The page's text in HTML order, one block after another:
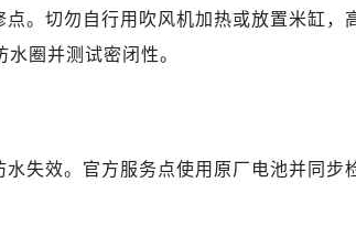
）
）
约）
。切勿自行用吹风机加热或放置米缸，
圈并测试密闭性。
失效。官方服务点使用原厂电池并同步